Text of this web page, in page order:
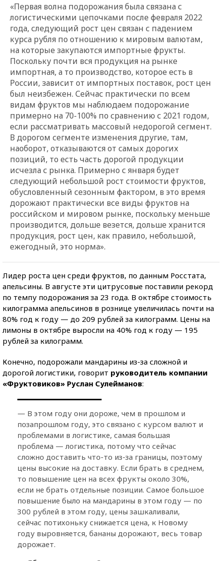
«Первая волна подорожания была связана с
логистическими цепочками после февраля 2022
года, следующий рост цен связан с падением
курса рубля по отношению к мировым валютам,
на которые закупаются импортные фрукты.
Поскольку почти вся продукция на рынке
импортная, а то производство, которое есть в
России, зависит от импортных поставок, рост цен
был неизбежен. Сейчас практически по всем
видам фруктов мы наблюдаем подорожание
примерно на 70-100% по сравнению с 2021 годом,
если рассматривать массовый недорогой сегмент.
В дорогом сегменте изменения другие, там,
наоборот, отказываются от самых дорогих
позиций, то есть часть дорогой продукции
исчезла с рынка. Примерно с января будет
следующий небольшой рост стоимости фруктов,
обусловленный сезонным фактором, в это время
дорожают практически все виды фруктов на
российском и мировом рынке, поскольку меньше
производится, дольше везется, дольше хранится
продукция, рост цен, как правило, небольшой,
ежегодный, это норма».
Лидер роста цен среди фруктов, по данным Росстата,
апельсины. В августе эти цитрусовые поставили рекорд
по темпу подорожания за 23 года. В октябре стоимость
килограмма апельсинов в рознице увеличилась почти на
80% год к году — до 209 рублей за килограмм. Цены на
лимоны в октябре выросли на 40% год к году — 195
рублей за килограмм.
Конечно, подорожали мандарины из-за сложной и
дорогой логистики, говорит руководитель компании
«Фруктовиков» Руслан Сулейманов:
— В этом году они дороже, чем в прошлом и
позапрошлом году, это связано с курсом валют и
проблемами в логистике, самая большая
проблема — логистика, потому что сейчас
сложно доставить что-то из-за границы, поэтому
цены высокие на доставку. Если брать в среднем,
то повышение цен на всех фрукты около 30%,
если не брать отдельные позиции. Самое большое
повышение было на мандарины в этом году — по
300 рублей в этом году, цены зашкаливали,
сейчас потихоньку снижается цена, к Новому
году выровняется, бананы дорожают, весь товар
дорожает.